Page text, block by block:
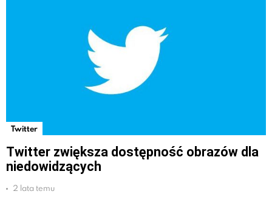
Twitter
Twitter zwiększa dostępność obrazów dla
niedowidzących
2 lata temu